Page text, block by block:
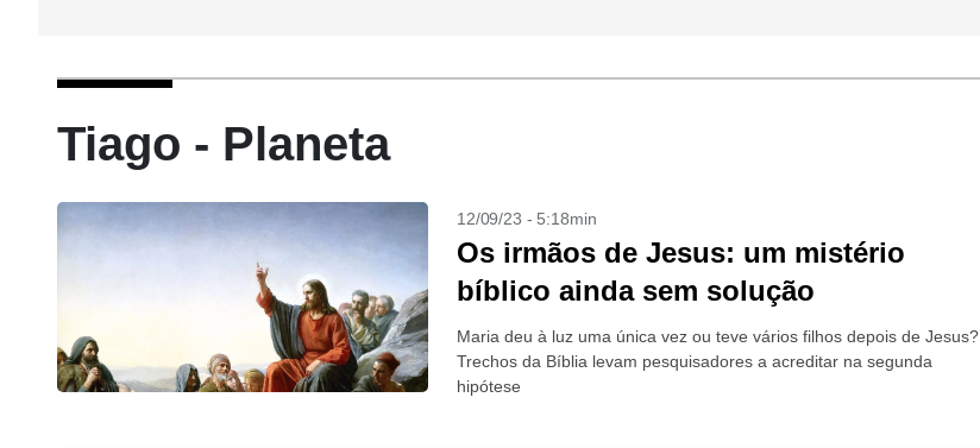
Tiago - Planeta
12/09/23 - 5:18min
Os irmãos de Jesus: um mistério
bíblico ainda sem solução
Maria deu à luz uma única vez ou teve vários filhos depois de Jesus?
Trechos da Bíblia levam pesquisadores a acreditar na segunda
hipótese